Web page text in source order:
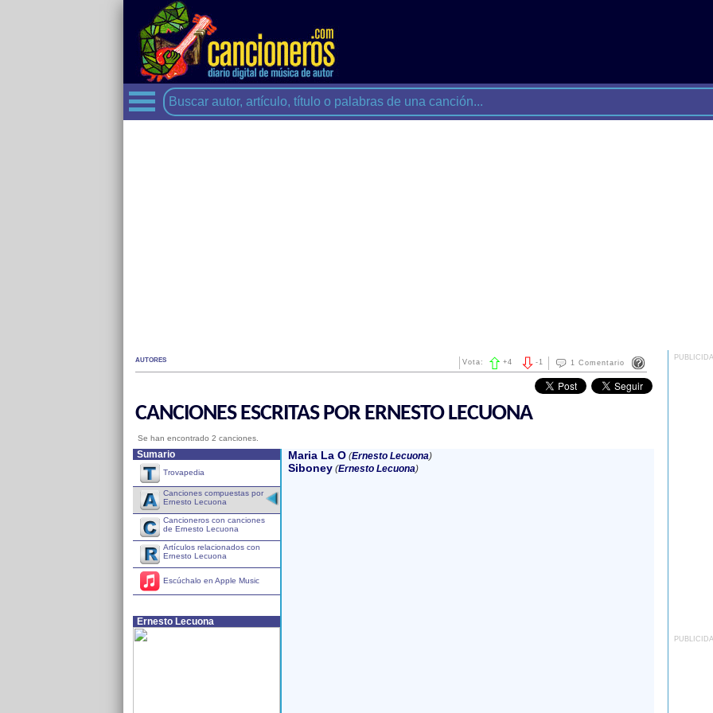
AUTORES 1 Comentario
-1
Vota: +4
CANCIONES ESCRITAS POR ERNESTO LECUONA
Se han encontrado 2 canciones.
Sumario
Trovapedia
Canciones compuestas por
Ernesto Lecuona
Cancioneros con canciones
de Ernesto Lecuona
Artículos relacionados con
Ernesto Lecuona
Escúchalo en Apple Music
Ernesto Lecuona
Maria La O (Ernesto Lecuona)
Siboney (Ernesto Lecuona)